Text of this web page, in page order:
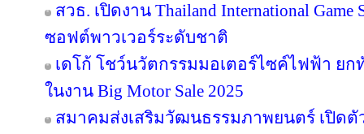
สวธ. เปิดงาน Thailand International Game
ซอฟต์พาวเวอร์ระดับชาติ
เดโก้ โชว์นวัตกรรมมอเตอร์ไซค์ไฟฟ้า ยก
ในงาน Big Motor Sale 2025
สมาคมส่งเสริมวัฒนธรรมภาพยนตร์ เปิดตั